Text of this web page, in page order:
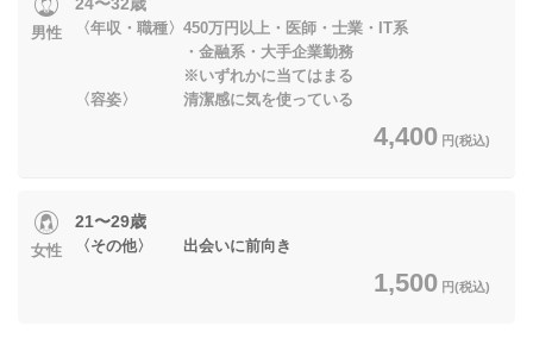
男性
〈年収・職種〉450万円以上・医師・士業・IT系
・金融系・大手企業勤務
※いずれかに当てはまる
〈容姿〉 清潔感に気を使っている
4,400 円(税込)
女性
21〜29歳
〈その他〉 出会いに前向き
1,500 円(税込)